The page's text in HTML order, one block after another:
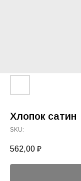
Хлопок сатин
SKU:
562,00 ₽